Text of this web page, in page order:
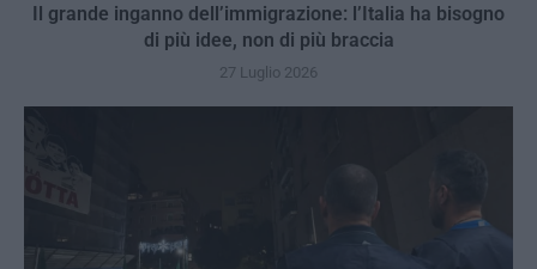
Il grande inganno dell’immigrazione: l’Italia ha bisogno
di più idee, non di più braccia
27 Luglio 2026